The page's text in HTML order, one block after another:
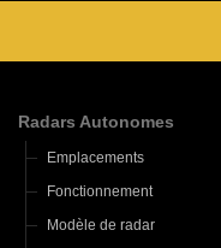
Radars Autonomes
Emplacements
Fonctionnement
Modèle de radar